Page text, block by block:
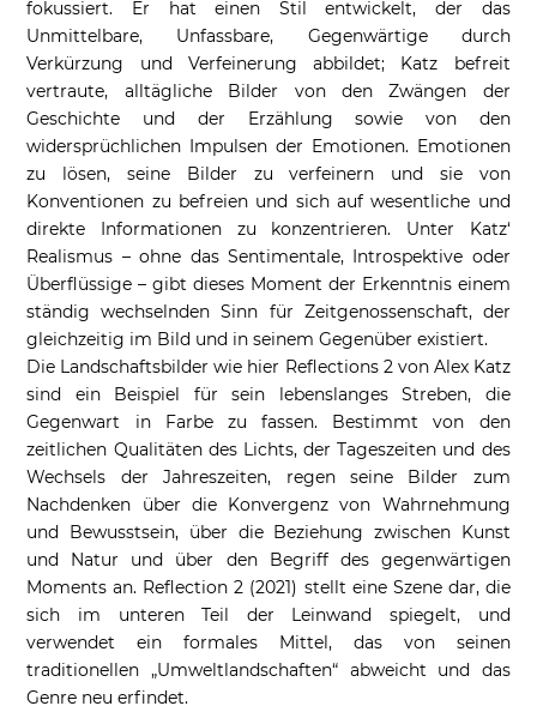
fokussiert. Er hat einen Stil entwickelt, der das
Unmittelbare, Unfassbare, Gegenwärtige durch
Verkürzung und Verfeinerung abbildet; Katz befreit
vertraute, alltägliche Bilder von den Zwängen der
Geschichte und der Erzählung sowie von den
widersprüchlichen Impulsen der Emotionen. Emotionen
zu lösen, seine Bilder zu verfeinern und sie von
Konventionen zu befreien und sich auf wesentliche und
direkte Informationen zu konzentrieren. Unter Katz‘
Realismus – ohne das Sentimentale, Introspektive oder
Überflüssige – gibt dieses Moment der Erkenntnis einem
ständig wechselnden Sinn für Zeitgenossenschaft, der
gleichzeitig im Bild und in seinem Gegenüber existiert.
Die Landschaftsbilder wie hier Reflections 2 von Alex Katz
sind ein Beispiel für sein lebenslanges Streben, die
Gegenwart in Farbe zu fassen. Bestimmt von den
zeitlichen Qualitäten des Lichts, der Tageszeiten und des
Wechsels der Jahreszeiten, regen seine Bilder zum
Nachdenken über die Konvergenz von Wahrnehmung
und Bewusstsein, über die Beziehung zwischen Kunst
und Natur und über den Begriff des gegenwärtigen
Moments an. Reflection 2 (2021) stellt eine Szene dar, die
sich im unteren Teil der Leinwand spiegelt, und
verwendet ein formales Mittel, das von seinen
traditionellen „Umweltlandschaften“ abweicht und das
Genre neu erfindet.